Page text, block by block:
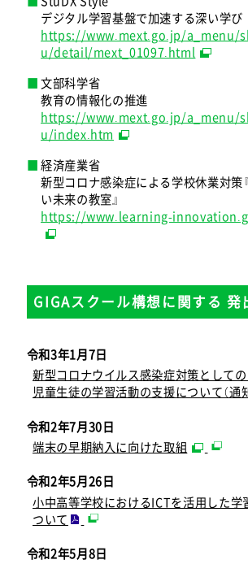
デジタル学習基盤で加速する深い学び
https://www.mext.go.jp/a_menu/
u/detail/mext_01097.html
文部科学省
教育の情報化の推進
https://www.mext.go.jp/a_menu/
u/index.htm
経済産業省
新型コロナ感染症による学校休業対策
い未来の教室』
https://www.learning-
GIGAスクール構想に関する 発
令和3年1月7日
新型コロナウイルス感染症対策として
児童生徒の学習活動の支援について（通
令和2年7月30日
端末の早期納入に向けた取組
令和2年5月26日
小中高等学校におけるICTを活用した学
ついて
令和2年5月8日